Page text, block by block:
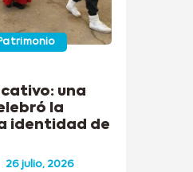
una
la
identidad de
26 julio, 2026